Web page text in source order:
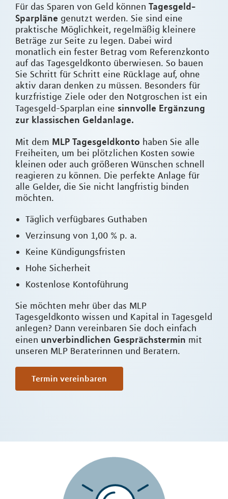
Für das Sparen von Geld können Tagesgeld-
Sparpläne genutzt werden. Sie sind eine
praktische Möglichkeit, regelmäßig kleinere
Beträge zur Seite zu legen. Dabei wird
monatlich ein fester Betrag vom Referenzkonto
auf das Tagesgeldkonto überwiesen. So bauen
Sie Schritt für Schritt eine Rücklage auf, ohne
aktiv daran denken zu müssen. Besonders für
kurzfristige Ziele oder den Notgroschen ist ein
Tagesgeld-Sparplan eine sinnvolle Ergänzung
zur klassischen Geldanlage.
Mit dem MLP Tagesgeldkonto haben Sie alle
Freiheiten, um bei plötzlichen Kosten sowie
kleinen oder auch größeren Wünschen schnell
reagieren zu können. Die perfekte Anlage für
alle Gelder, die Sie nicht langfristig binden
möchten.
Täglich verfügbares Guthaben
Verzinsung von 1,00 % p. a.
Keine Kündigungsfristen
Hohe Sicherheit
Kostenlose Kontoführung
Sie möchten mehr über das MLP
Tagesgeldkonto wissen und Kapital in Tagesgeld
anlegen? Dann vereinbaren Sie doch einfach
einen unverbindlichen Gesprächstermin mit
unseren MLP Beraterinnen und Beratern.
Termin vereinbaren